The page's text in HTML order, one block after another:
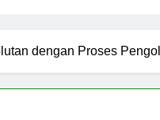
dengan Proses